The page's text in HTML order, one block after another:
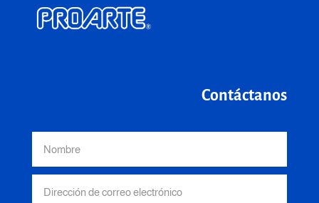
Contáctanos